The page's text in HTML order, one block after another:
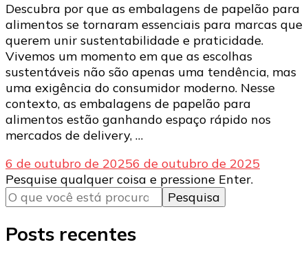
Descubra por que as embalagens de papelão para
alimentos se tornaram essenciais para marcas que
querem unir sustentabilidade e praticidade.
Vivemos um momento em que as escolhas
sustentáveis não são apenas uma tendência, mas
uma exigência do consumidor moderno. Nesse
contexto, as embalagens de papelão para
alimentos estão ganhando espaço rápido nos
mercados de delivery, …
6 de outubro de 20256 de outubro de 2025
Procurando
algo?
Pesquise qualquer coisa e pressione Enter.
Posts recentes